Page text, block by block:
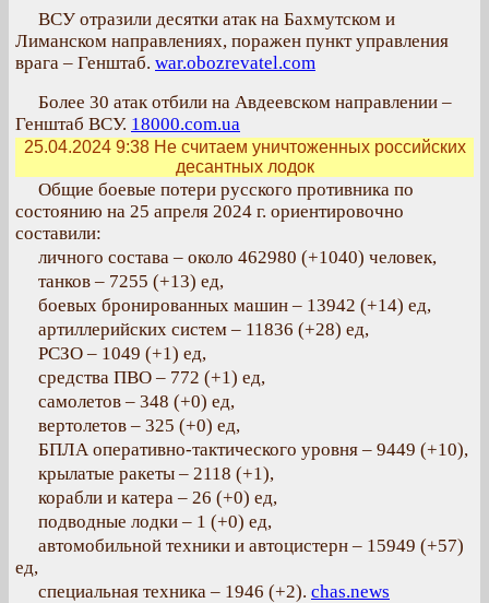
ВСУ отразили десятки атак на Бахмутском и
Лиманском направлениях, поражен пункт управления
врага – Генштаб. war.obozrevatel.com
Более 30 атак отбили на Авдеевском направлении –
Генштаб ВСУ. 18000.com.ua
25.04.2024 9:38Не считаем уничтоженных российских
десантных лодок
Общие боевые потери русского противника по
состоянию на 25 апреля 2024 г. ориентировочно
составили:
личного состава – около 462980 (+1040) человек,
танков – 7255 (+13) ед,
боевых бронированных машин – 13942 (+14) ед,
артиллерийских систем – 11836 (+28) ед,
РСЗО – 1049 (+1) ед,
средства ПВО – 772 (+1) ед,
самолетов – 348 (+0) ед,
вертолетов – 325 (+0) ед,
БПЛА оперативно-тактического уровня – 9449 (+10),
крылатые ракеты – 2118 (+1),
корабли и катера – 26 (+0) ед,
подводные лодки – 1 (+0) ед,
автомобильной техники и автоцистерн – 15949 (+57)
ед,
специальная техника – 1946 (+2). chas.news